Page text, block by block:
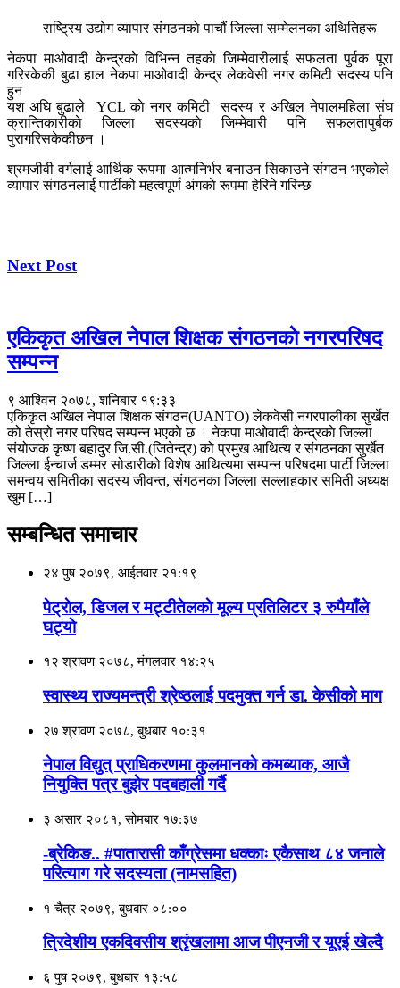
राष्ट्रिय उद्योग व्यापार संगठनकाे पाचौं जिल्ला सम्मेलनका अथितिहरू
नेकपा माओवादी केन्द्रकाे विभिन्न तहकाे जिम्मेवारीलाई सफलता पुर्वक पूरा
गरिरकेकी बुढा हाल नेकपा माओवादी केन्द्र लेकवेसी नगर कमिटी सदस्य पनि
हुन
यश अघि बुढाले YCL काे नगर कमिटी सदस्य र अखिल नेपालमहिला संघ
क्रान्तिकारीकाे जिल्ला सदस्यकाे जिम्मेवारी पनि सफलतापुर्बक
पुरागरिसकेकीछन ।
श्रमजीवी वर्गलाई आर्थिक रूपमा आत्मनिर्भर बनाउन सिकाउने संगठन भएकाेले
व्यापार संगठनलाई पार्टीको महत्वपूर्ण अंगकाे रूपमा हेरिने गरिन्छ
Next Post
एकिकृत अखिल नेपाल शिक्षक संगठनकाे नगरपरिषद
सम्पन्न
९ आश्विन २०७८, शनिबार १९:३३
एकिकृत अखिल नेपाल शिक्षक संगठन(UANTO) लेकवेसी नगरपालीका सुर्खेत
को तेस्रो नगर परिषद सम्पन्न भएकाे छ । नेकपा माओवादी केन्द्रकाे जिल्ला
संयोजक कृष्ण बहादुर जि.सी.(जितेन्द्र) को प्रमुख आथित्य र संगठनका सुर्खेत
जिल्ला ईन्चार्ज डम्मर सोडारीको विशेष आथित्यमा सम्पन्न परिषदमा पार्टी जिल्ला
समन्वय समितीका सदस्य जीवन्त, संगठनका जिल्ला सल्लाहकार समिती अध्यक्ष
खुम […]
सम्बन्धित समाचार
२४ पुष २०७९, आईतवार २१:१९
पेट्राेल, डिजल र मट्टीतेलकाे मूल्य प्रतिलिटर ३ रुपैयाँले
घट्याे
१२ श्रावण २०७८, मंगलवार १४:२५
स्वास्थ्य राज्यमन्त्री श्रेष्ठलाई पदमुक्त गर्न डा. केसीकाे माग
२७ श्रावण २०७८, बुधबार १०:३१
नेपाल विद्युत् प्राधिकरणमा कुलमानकाे कमब्याक, आजै
नियुक्ति पत्र बुझेर पदबहाली गर्दै
३ असार २०८१, सोमबार १७:३७
-ब्रेकिङ.. #पातारासी काँग्रेसमा धक्काः एकैसाथ ८४ जनाले
परित्याग गरे सदस्यता (नामसहित)
१ चैत्र २०७९, बुधबार ०८:००
त्रिदेशीय एकदिवसीय श्रृंखलामा आज पीएनजी र यूएई खेल्दै
६ पुष २०७९, बुधबार १३:५८